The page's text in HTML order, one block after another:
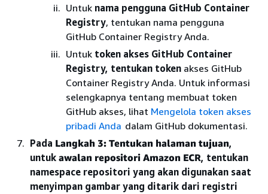
Untuk nama pengguna GitHub Container
Registry, tentukan nama pengguna
GitHub Container Registry Anda.
Untuk token akses GitHub Container
Registry, tentukan token akses GitHub
Container Registry Anda. Untuk informasi
selengkapnya tentang membuat token
GitHub akses, lihat Mengelola token akses
pribadi Anda dalam GitHub dokumentasi.
Pada Langkah 3: Tentukan halaman tujuan,
untuk awalan repositori Amazon ECR, tentukan
namespace repositori yang akan digunakan saat
menyimpan gambar yang ditarik dari registri